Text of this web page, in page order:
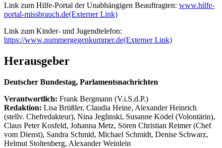
Link zum Hilfe-Portal der Unabhängigen Beauftragten: www.hilfe-
portal-missbrauch.de(Externer Link)
Link zum Kinder- und Jugendtelefon:
https://www.nummergegenkummer.de(Externer Link)
Herausgeber
Deutscher Bundestag, Parlamentsnachrichten
Verantwortlich: Frank Bergmann (V.i.S.d.P.)
Redaktion: Lisa Brüßler, Claudia Heine, Alexander Heinrich
(stellv. Chefredakteur), Nina Jeglinski, Susanne Ködel (Volontärin),
Claus Peter Kosfeld, Johanna Metz, Sören Christian Reimer (Chef
vom Dienst), Sandra Schmid, Michael Schmidt, Denise Schwarz,
Helmut Stoltenberg, Alexander Weinlein